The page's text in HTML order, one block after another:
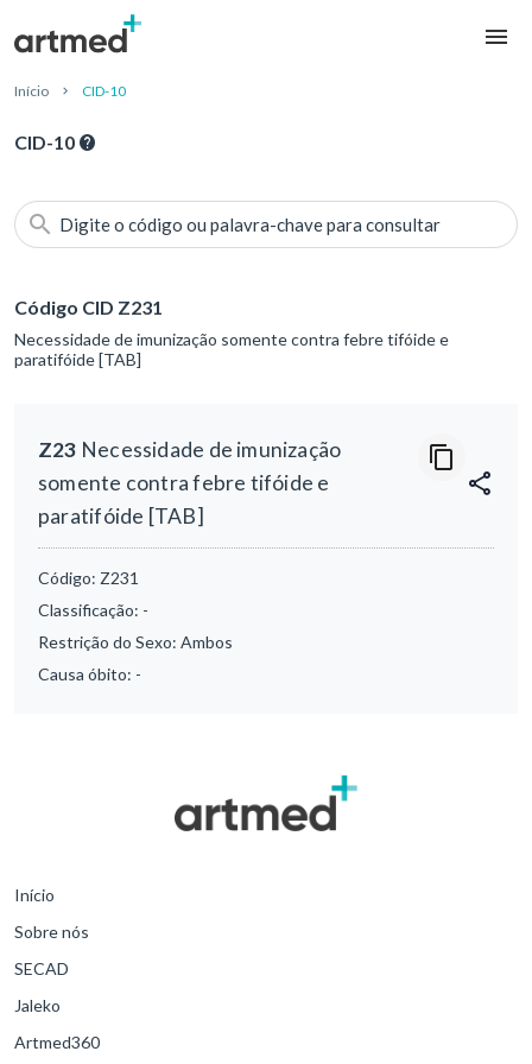
Início CID-10
CID-10
Digite o código ou palavra-chave para consultar
Código CID Z231
Necessidade de imunização somente contra febre tifóide e
paratifóide [TAB]
Z23 Necessidade de imunização
somente contra febre tifóide e
paratifóide [TAB]
Código: Z231
Classificação: -
Restrição do Sexo: Ambos
Causa óbito: -
Início
Sobre nós
SECAD
Jaleko
Artmed360